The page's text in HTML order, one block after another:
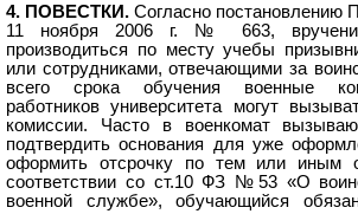
4. ПОВЕСТКИ. Согласно постановлению
11 ноября 2006 г. № 663,
производиться по месту учебы
или сотрудниками, отвечающими за
всего срока обучения военные
работников университета могут
комиссии. Часто в военкомат
подтвердить основания для уже
оформить отсрочку по тем или иным
соответствии со ст.10 ФЗ №53 «О
военной службе», обучающийся